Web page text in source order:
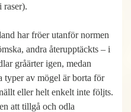
raser).
har fröer utanför normen
andra återupptäckts – i
gråärter igen, medan
typer av mögel är borta för
eller helt enkelt inte följts.
att tillgå och odla